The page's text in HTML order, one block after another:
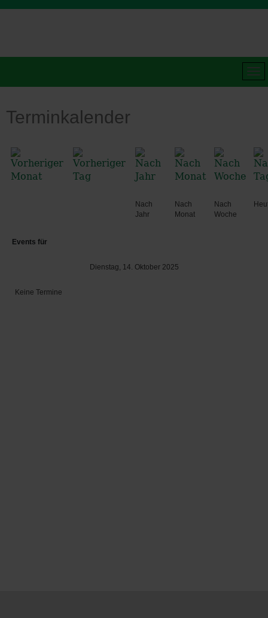
Terminkalender
Nach
Jahr
Nach
Monat
Nach
Woche
Events für
Dienstag, 14. Oktober 2025
Keine Termine